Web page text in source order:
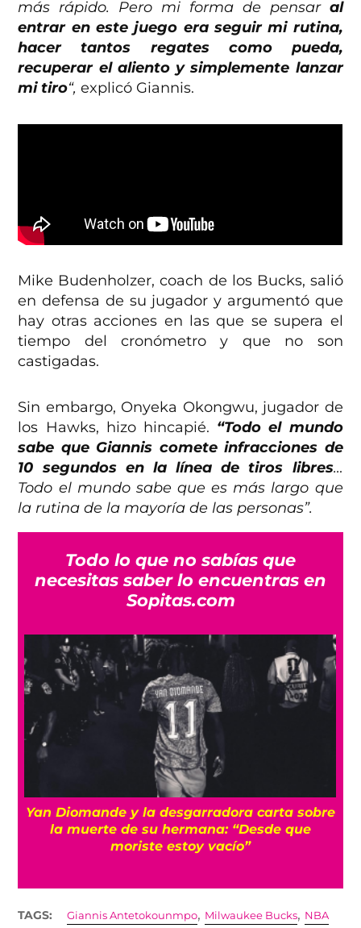
más rápido. Pero mi forma de pensaral
entrar en este juego era seguir mi rutina,
hacer tantos regates como pueda,
recuperar el aliento y simplemente lanzar
mi tiro“, explicó Giannis.
Mike Budenholzer, coach de los Bucks, salió
en defensa de su jugador y argumentó que
hay otras acciones en las que se supera el
tiempo del cronómetro y que no son
castigadas.
Sin embargo, Onyeka Okongwu, jugador de
los Hawks, hizo hincapié. “Todo el mundo
sabe que Giannis comete infracciones de
10 segundos en la línea de tiros libres…
Todo el mundo sabe que es más largo que
la rutina de la mayoría de las personas”.
Todo lo que no sabías que
necesitas saber lo encuentras en
Sopitas.com
Yan Diomande y la desgarradora carta sobre
la muerte de su hermana: “Desde que
moriste estoy vacío”
TAGS: Giannis Antetokounmpo, Milwaukee Bucks, NBA